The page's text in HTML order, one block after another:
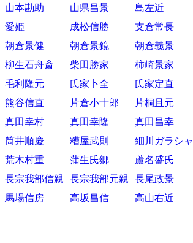
山本勘助 山県昌景 島左近
愛姫 成松信勝 支倉常長
朝倉景健 朝倉景鏡 朝倉義景
柳生石舟斎 柴田勝家 柿崎景家
毛利隆元 氏家卜全 氏家定直
熊谷信直 片倉小十郎 片桐且元
真田幸村 真田幸隆 真田昌幸
筒井順慶 糟屋武則 細川ガラシャ
荒木村重 蒲生氏郷 蘆名盛氏
長宗我部信親 長宗我部元親 長尾政景
馬場信房 高坂昌信 高山右近